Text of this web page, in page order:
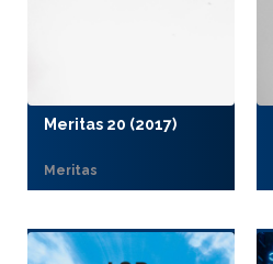
Meritas 20 (2017)
Meritas